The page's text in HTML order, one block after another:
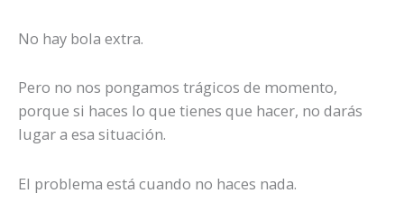
No hay bola extra.
Pero no nos pongamos trágicos de momento,
porque si haces lo que tienes que hacer, no darás
lugar a esa situación.
El problema está cuando no haces nada.